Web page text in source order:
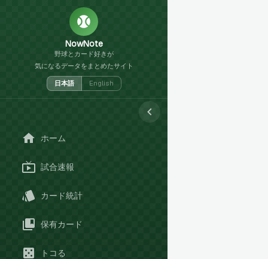
NowNote
野球とカード好きが
気になるデータをまとめたサイト
日本語 English
ホーム
試合速報
カード統計
保有カード
トコる